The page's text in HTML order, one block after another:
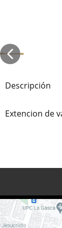
Descripción
Extencion de